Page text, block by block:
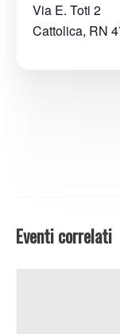
Via E. Toti 2
Cattolica, RN
Eventi correlati